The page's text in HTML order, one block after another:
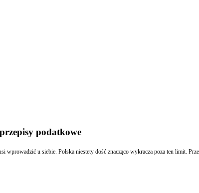
podatkowe
wprowadzić u siebie. Polska niestety dość znacząco wykracza poza ten limit.